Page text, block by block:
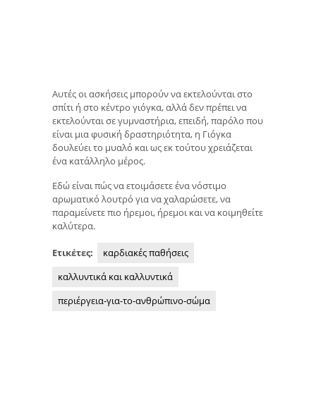
Αυτές οι ασκήσεις μπορούν να εκτελούνται στο
σπίτι ή στο κέντρο γιόγκα, αλλά δεν πρέπει να
εκτελούνται σε γυμναστήρια, επειδή, παρόλο που
είναι μια φυσική δραστηριότητα, η Γιόγκα
δουλεύει το μυαλό και ως εκ τούτου χρειάζεται
ένα κατάλληλο μέρος.
Εδώ είναι πώς να ετοιμάσετε ένα νόστιμο
αρωματικό λουτρό για να χαλαρώσετε, να
παραμείνετε πιο ήρεμοι, ήρεμοι και να κοιμηθείτε
καλύτερα.
Ετικέτες:
καρδιακές παθήσεις
καλλυντικά και καλλυντικά
περιέργεια-για-το-ανθρώπινο-σώμα